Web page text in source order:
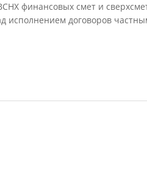
финансовых смет и
исполнением договоров